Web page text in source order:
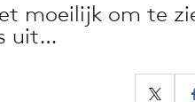
moeilijk om te
uit…